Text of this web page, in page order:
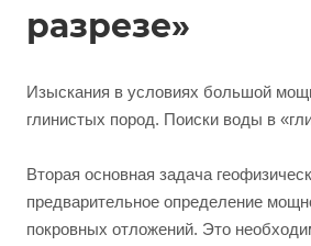
разрезе»
Изыскания в условиях большой
глинистых пород. Поиски воды в
Вторая основная задача
предварительное определение
покровных отложений. Это